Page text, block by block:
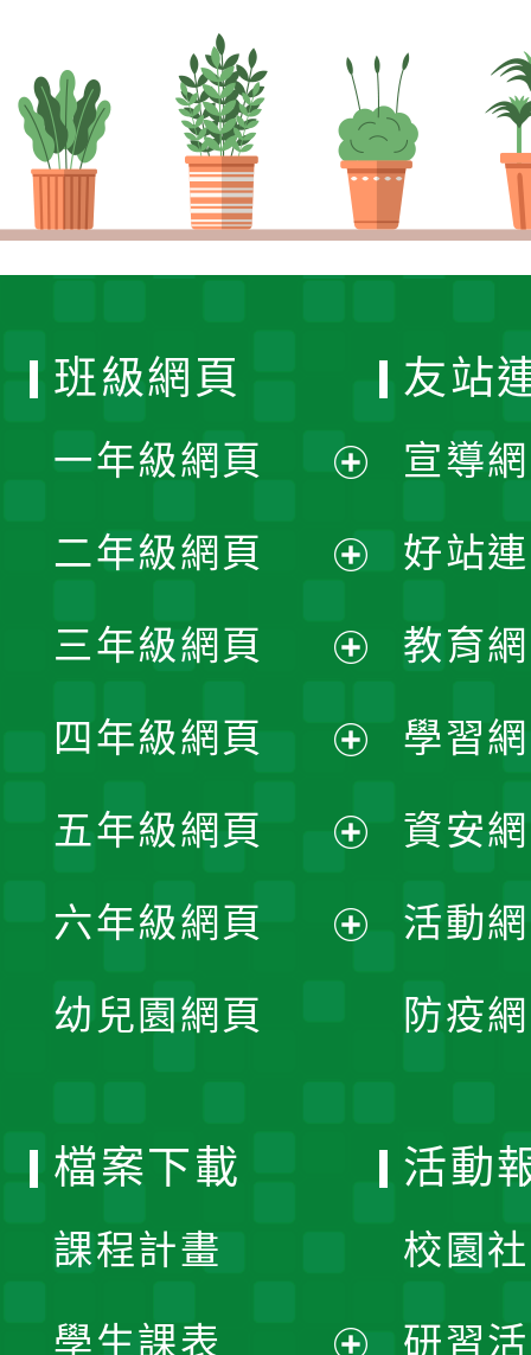
班級網頁
一年級網頁
開
選
單
二年級網頁
開
選
單
三年級網頁
開
選
單
四年級網頁
開
選
五年級網頁
開
六年級網頁
幼兒園網頁
友站
宣導
好站
教育
學習
資安
活動
防疫
檔案下載
課程計畫
學生課表
活動
校園
研習